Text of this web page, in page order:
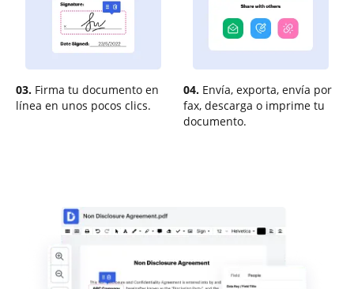
03. Firma tu documento en
línea en unos pocos clics.
04. Envía, exporta, envía por
fax, descarga o imprime tu
documento.